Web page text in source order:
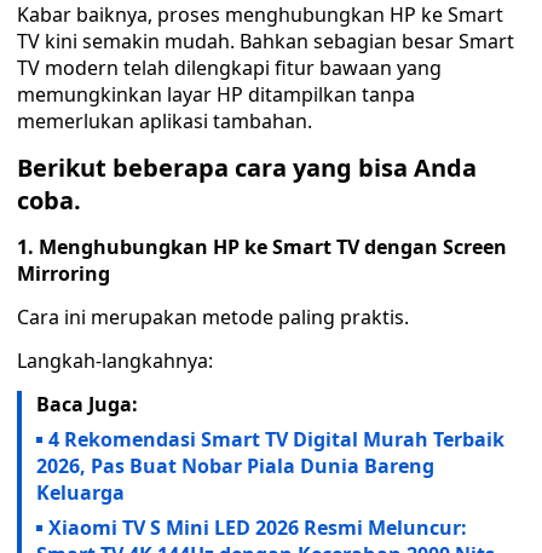
Kabar baiknya, proses menghubungkan HP ke Smart
TV kini semakin mudah. Bahkan sebagian besar Smart
TV modern telah dilengkapi fitur bawaan yang
memungkinkan layar HP ditampilkan tanpa
memerlukan aplikasi tambahan.
Berikut beberapa cara yang bisa Anda
coba.
1. Menghubungkan HP ke Smart TV dengan Screen
Mirroring
Cara ini merupakan metode paling praktis.
Langkah-langkahnya:
Baca Juga:
4 Rekomendasi Smart TV Digital Murah Terbaik
2026, Pas Buat Nobar Piala Dunia Bareng
Keluarga
Xiaomi TV S Mini LED 2026 Resmi Meluncur: